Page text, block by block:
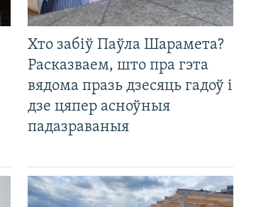
Хто забіў Паўла Шарамета?
Расказваем, што пра гэта
вядома празь дзесяць гадоў і
дзе цяпер асноўныя
падазраваныя